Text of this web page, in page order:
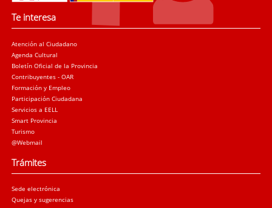
Te interesa
Atención al Ciudadano
Agenda Cultural
Boletín Oficial de la Provincia
Contribuyentes - OAR
Formación y Empleo
Participación Ciudadana
Servicios a EELL
Smart Provincia
Turismo
@Webmail
Trámites
Sede electrónica
Quejas y sugerencias